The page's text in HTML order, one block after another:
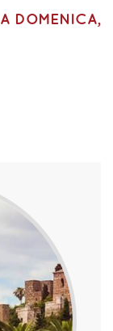
A DOMENICA,